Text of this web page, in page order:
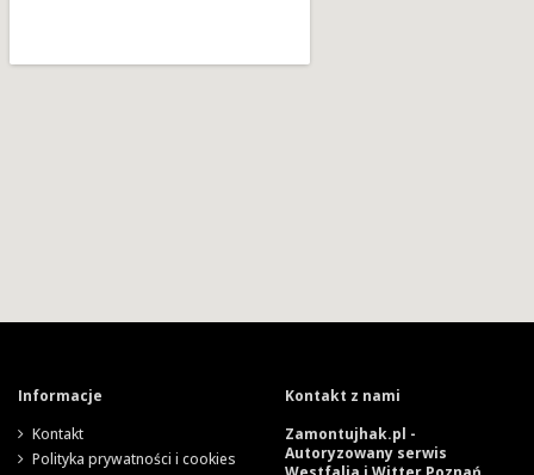
Informacje
Kontakt
Polityka prywatności i cookies
Kontakt z nami
Zamontujhak.pl -
Autoryzowany serwis